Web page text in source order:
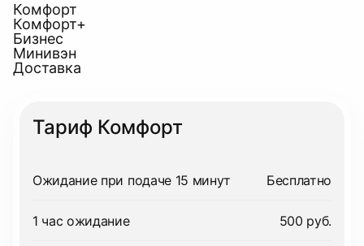
Комфорт
Комфорт+
Бизнес
Минивэн
Доставка
Тариф Комфорт
Ожидание при подаче 15 минут Бесплатно
1 час ожидание 500 руб.